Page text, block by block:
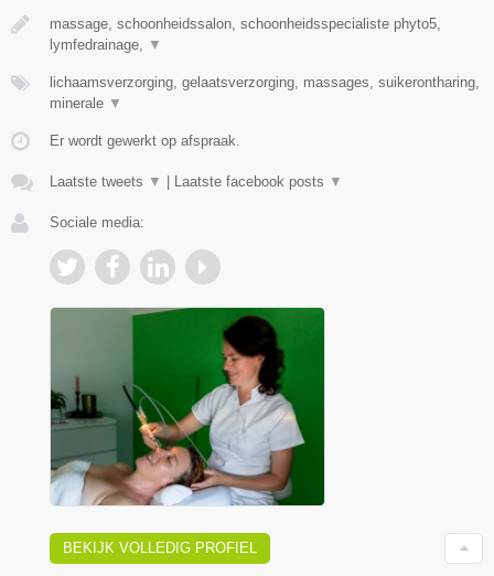
massage, schoonheidssalon, schoonheidsspecialiste phyto5,
lymfedrainage,
▼
lichaamsverzorging, gelaatsverzorging, massages, suikerontharing,
minerale ▼
Er wordt gewerkt op afspraak.
Laatste tweets ▼ | Laatste facebook posts ▼
Sociale media:
BEKIJK VOLLEDIG PROFIEL